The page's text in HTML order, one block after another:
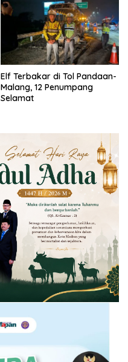
Elf Terbakar di Tol Pandaan-
Malang, 12 Penumpang
Selamat